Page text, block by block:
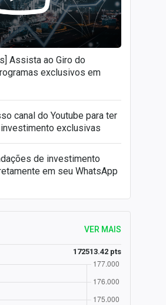
Assista ao Giro do
exclusivos em
canal do Youtube para ter
exclusivas
de investimento
em seu WhatsApp
VER MAIS
172513.42 pts